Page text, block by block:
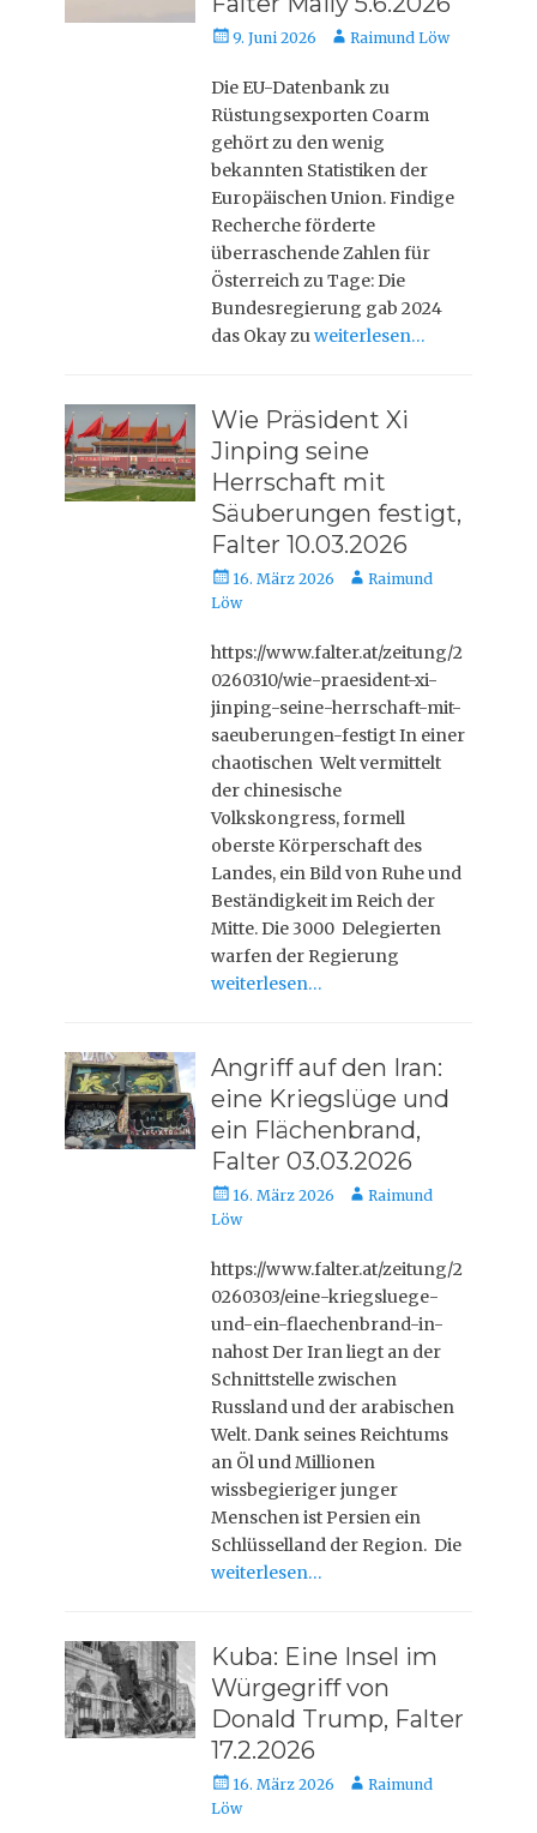
Veröffentlicht
9. Juni 2026 AutorRaimund Löw
Die EU-Datenbank zu
Rüstungsexporten Coarm
gehört zu den wenig
bekannten Statistiken der
Europäischen Union. Findige
Recherche förderte
überraschende Zahlen für
Österreich zu Tage: Die
Bundesregierung gab 2024
das Okay zuweiterlesen…
Wie Präsident Xi
Jinping seine
Herrschaft mit
Säuberungen festigt,
Falter 10.03.2026
Veröffentlicht
am
16. März 2026 AutorRaimund
Löw
https://www.falter.at/zeitung/2
0260310/wie-praesident-xi-
jinping-seine-herrschaft-mit-
saeuberungen-festigt In einer
chaotischen Welt vermittelt
der chinesische
Volkskongress, formell
oberste Körperschaft des
Landes, ein Bild von Ruhe und
Beständigkeit im Reich der
Mitte. Die 3000 Delegierten
warfen der Regierung
weiterlesen…
Angriff auf den Iran:
eine Kriegslüge und
ein Flächenbrand,
Falter 03.03.2026
Veröffentlicht
am
16. März 2026 AutorRaimund
Löw
https://www.falter.at/zeitung/2
0260303/eine-kriegsluege-
und-ein-flaechenbrand-in-
nahost Der Iran liegt an der
Schnittstelle zwischen
Russland und der arabischen
Welt. Dank seines Reichtums
an Öl und Millionen
wissbegieriger junger
Menschen ist Persien ein
Schlüsselland der Region. Die
weiterlesen…
Kuba: Eine Insel im
Würgegriff von
Donald Trump, Falter
17.2.2026
Veröffentlicht
am
16. März 2026 AutorRaimund
Löw